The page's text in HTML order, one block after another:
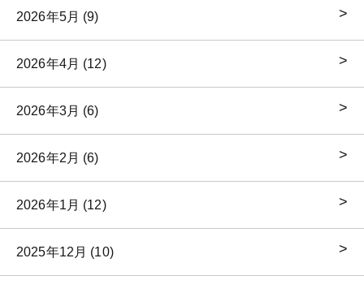
2026年5月 (9)
2026年4月 (12)
2026年3月 (6)
2026年2月 (6)
2026年1月 (12)
2025年12月 (10)